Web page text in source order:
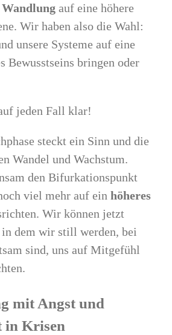
Wandlung auf eine höhere
Wir haben also die Wahl:
unsere Systeme auf eine
Bewusstseins bringen oder
jeden Fall klar!
steckt ein Sinn und die
Wandel und Wachstum.
den Bifurkationspunkt
viel mehr auf ein höheres
Wir können jetzt
in dem wir still werden, bei
sind, uns auf Mitgefühl
mit Angst und
in Krisen